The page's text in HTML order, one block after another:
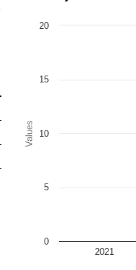
Chart
Bar chart with 2 data
Values
2021
0
5
10
15
20